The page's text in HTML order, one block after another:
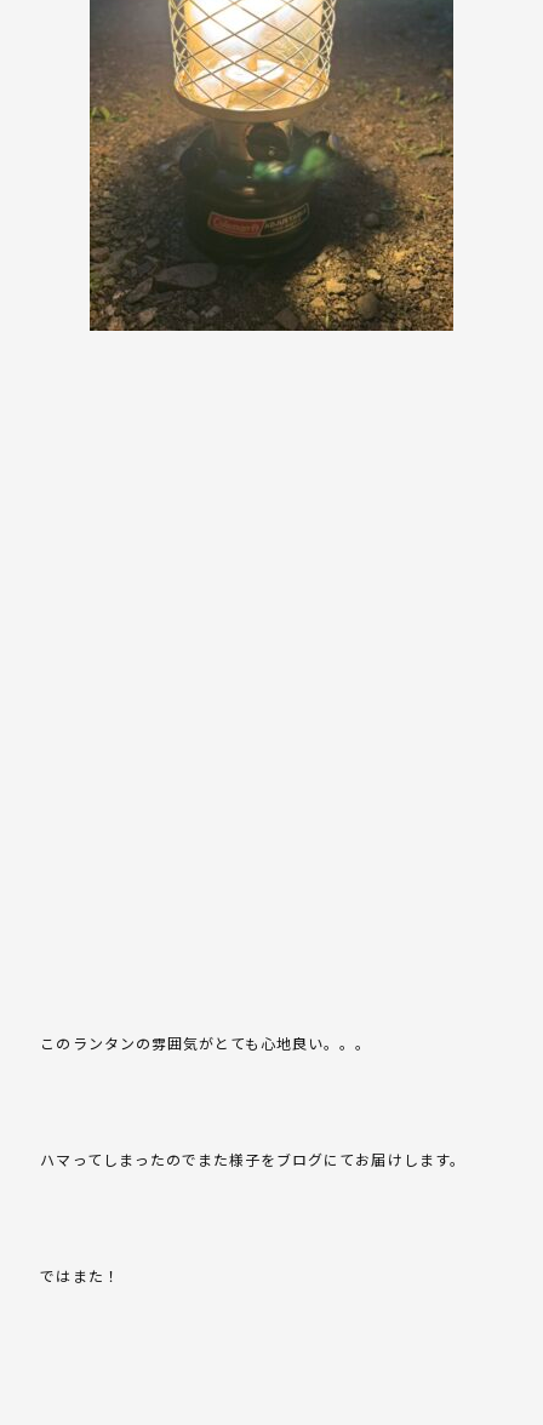
このランタンの雰囲気がとても心地良い。。。
ハマってしまったのでまた様子をブログにてお届けします。
ではまた！